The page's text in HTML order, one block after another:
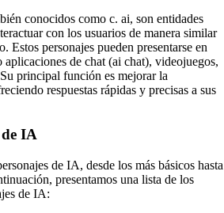
conocidos como c. ai, son entidades
con los usuarios de manera similar
Estos personajes pueden presentarse en
de chat (ai chat), videojuegos,
principal función es mejorar la
respuestas rápidas y precisas a sus
de IA
de IA, desde los más básicos hasta
presentamos una lista de los
de IA: